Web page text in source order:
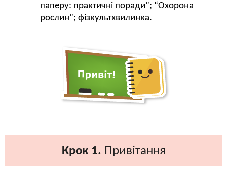
паперу: практичні поради”; “Охорона
рослин”; фізкультхвилинка.
Крок 1. Привітання